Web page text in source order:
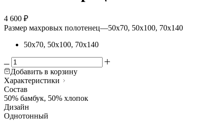
4 600 ₽
Размер махровых полотенец—50х70, 50х100, 70х140
50х70, 50х100, 70х140
Добавить в корзину
Характеристики
Состав
50% бамбук, 50% хлопок
Дизайн
Однотонный